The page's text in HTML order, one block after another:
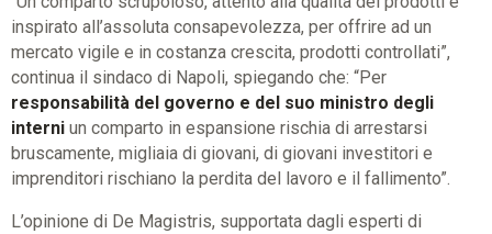
inspirato all’assoluta consapevolezza, per offrire ad un
mercato vigile e in costanza crescita, prodotti controllati”,
continua il sindaco di Napoli, spiegando che: “Per
responsabilità del governo e del suo ministro degli
interni un comparto in espansione rischia di arrestarsi
bruscamente, migliaia di giovani, di giovani investitori e
imprenditori rischiano la perdita del lavoro e il fallimento”.
L’opinione di De Magistris, supportata dagli esperti di